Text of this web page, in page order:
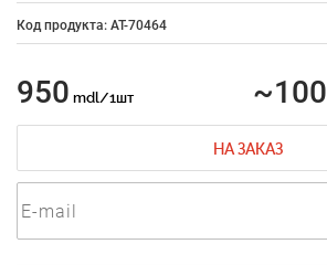
Код продукта: AT-70464
950 mdl/1шт ~100
НА ЗАКАЗ